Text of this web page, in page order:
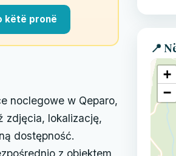
këtë pronë
noclegowe w Qeparo,
zdjęcia, lokalizację,
dostępność.
z obiektem
📍
+
−